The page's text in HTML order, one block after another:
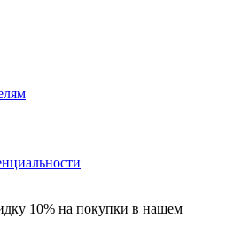
10% на покупки в нашем